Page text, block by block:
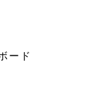
ード